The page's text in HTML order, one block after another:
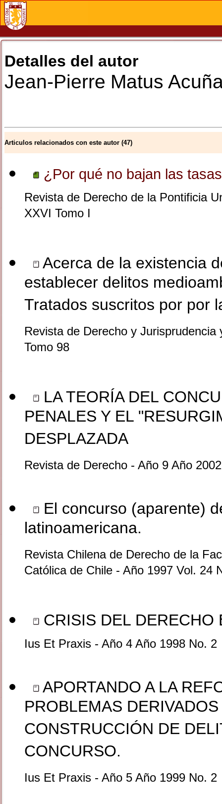
Detalles del autor
Jean-Pierre Matus
Articulos relacionados con este autor (47)
¿Por qué no bajan las
Revista de Derecho de la Pontificia
XXVI Tomo I
Acerca de la existencia
establecer delitos
Tratados suscritos por por
Revista de Derecho y
Tomo 98
LA TEORÍA DEL
PENALES Y EL
DESPLAZADA
Revista de Derecho - Año 9 Año 2002
El concurso (aparente)
latinoamericana.
Revista Chilena de Derecho de la
Católica de Chile - Año 1997 Vol. 24
CRISIS DEL DERECHO
Ius Et Praxis - Año 4 Año 1998 No. 2
APORTANDO A LA
PROBLEMAS
CONSTRUCCIÓN DE
CONCURSO.
Ius Et Praxis - Año 5 Año 1999 No. 2